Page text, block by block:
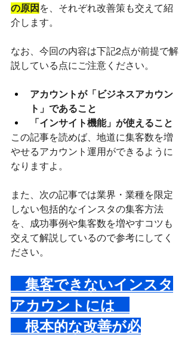
の原因 を、それぞれ改善策も交えて紹
介します。
なお、今回の内容は下記2点が前提で解
説している点にご注意ください。
アカウントが「ビジネスアカウン
ト」であること
「インサイト機能」が使えること
この記事を読めば、地道に集客数を増
やせるアカウント運用ができるように
なりますよ。
また、次の記事では業界・業種を限定
しない包括的なインスタの集客方法
を、成功事例や集客数を増やすコツも
交えて解説しているので参考にしてく
ださい。
集客できないインスタ
アカウントには
根本的な改善が必